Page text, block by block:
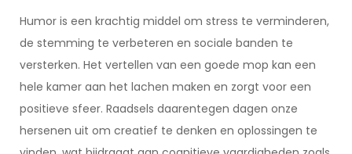
Humor is een krachtig middel om stress te verminderen,
de stemming te verbeteren en sociale banden te
versterken. Het vertellen van een goede mop kan een
hele kamer aan het lachen maken en zorgt voor een
positieve sfeer. Raadsels daarentegen dagen onze
hersenen uit om creatief te denken en oplossingen te